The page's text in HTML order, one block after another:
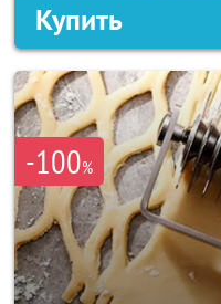
Купить
-100%